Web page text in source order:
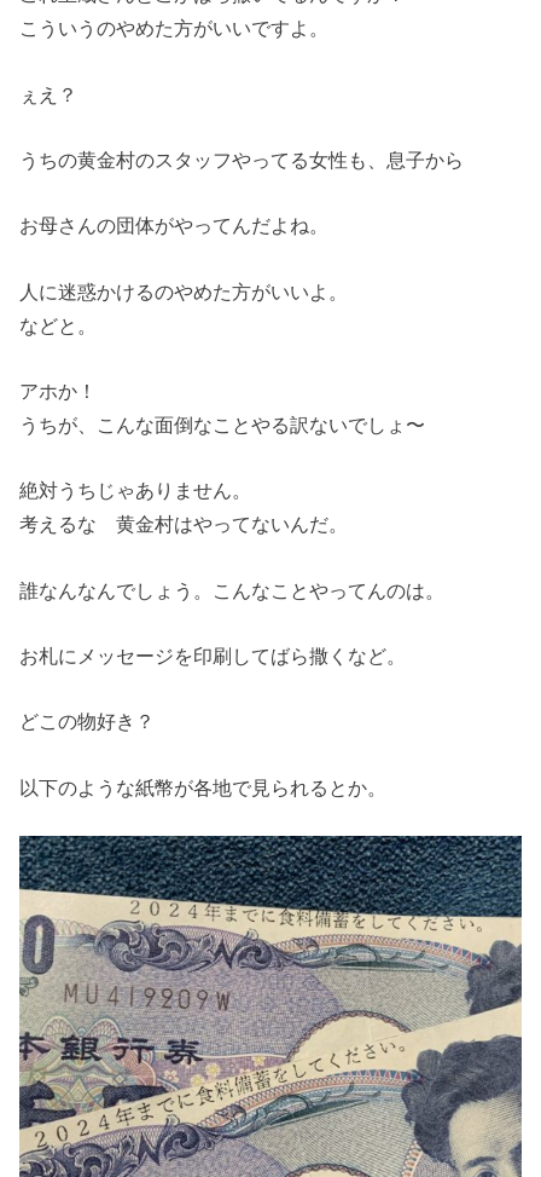
こういうのやめた方がいいですよ。
ぇえ？
うちの黄金村のスタッフやってる女性も、息子から
お母さんの団体がやってんだよね。
人に迷惑かけるのやめた方がいいよ。
などと。
アホか！
うちが、こんな面倒なことやる訳ないでしょ〜
絶対うちじゃありません。
考えるな 黄金村はやってないんだ。
誰なんなんでしょう。こんなことやってんのは。
お札にメッセージを印刷してばら撒くなど。
どこの物好き？
以下のような紙幣が各地で見られるとか。